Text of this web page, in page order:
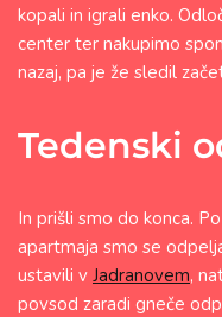
kopali in igrali enko.
center ter nakupimo
nazaj, pa je že sledil
Tedenski
In prišli smo do konca.
apartmaja smo se
ustavili v Jadranovem,
povsod zaradi gneče